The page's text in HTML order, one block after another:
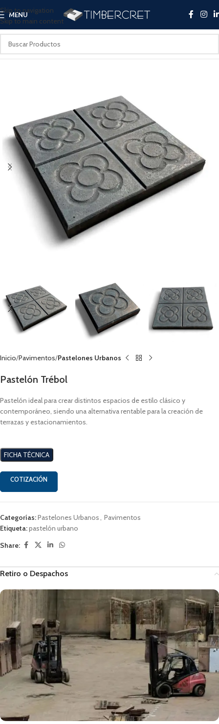
Skip to navigation
Skip to main content
MENU
Inicio Pavimentos Pastelones Urbanos
Pastelón Trébol
Pastelón ideal para crear distintos espacios de estilo clásico y
contemporáneo, siendo una alternativa rentable para la creación de
terrazas y estacionamientos.
FICHA TÉCNICA
COTIZACIÓN
Categorías:Pastelones Urbanos, Pavimentos
Etiqueta:pastelón urbano
Share:
Retiro o Despachos